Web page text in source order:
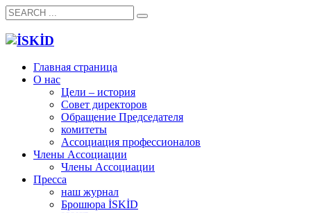
Главная страница
О нас
Цели – история
Совет директоров
Обращение Председателя
комитеты
Ассоциация профессионалов
Члены Ассоциации
Члены Ассоциации
Пресса
наш журнал
Брошюра İSKİD